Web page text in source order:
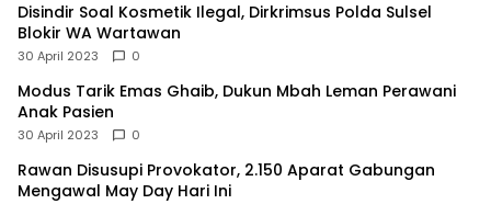
Disindir Soal Kosmetik Ilegal, Dirkrimsus Polda Sulsel
Blokir WA Wartawan
30 April 2023 0
Modus Tarik Emas Ghaib, Dukun Mbah Leman Perawani
Anak Pasien
30 April 2023 0
Rawan Disusupi Provokator, 2.150 Aparat Gabungan
Mengawal May Day Hari Ini